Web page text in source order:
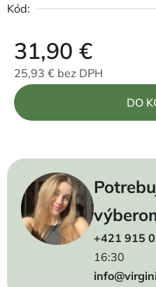
Kód:
31,90 €
25,93 € bez DPH
Jednotková cena:
DO
+421 915
16:30